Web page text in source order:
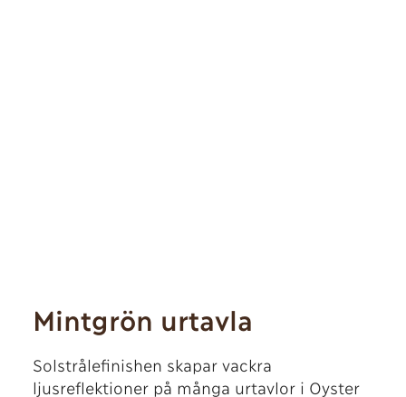
Mintgrön urtavla
Solstrålefinishen skapar vackra
ljusreflektioner på många urtavlor i Oyster